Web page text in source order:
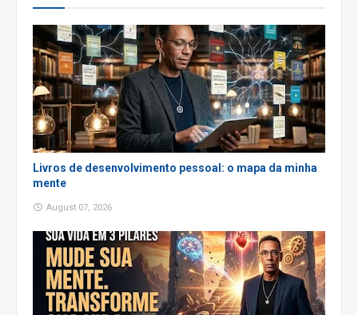
Livros de desenvolvimento pessoal: o mapa da minha
mente
August 07, 2026